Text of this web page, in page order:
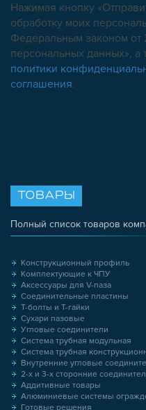
Нажимая кнопку
обработку моих
Федеральным законом
персональных данных»,
политики
соглашения.
ТОВАРЫ
Полный список товаров
Конструкционный профиль
Комплектующие к ЧПУ
Аксессуары для V-паза
Соединительные пластины
Т-болты и Т-гайки
Сухари пазовые
Угловые соединители
Система трубная модульная
Система трубная
Внутренние угловые
2-х и 3-х сторонние
Аддитивные товары
Алюминиевые системы
Готовые решения